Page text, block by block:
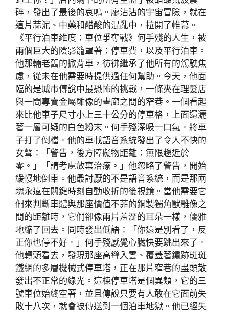
碎，發出了最後的哀鳴。廖沾沾的宇宙冒險，就在
這片蒜泥、中藥和醋酸的混亂中，拉開了帷幕。
《平行泊車維度：車位爭奪戰》何手殘的人生，被
兩個巨大的陰影籠罩著：停車費，以及平行泊車。
他那輛老舊的掀背車，彷彿繼承了他所有的駕駛焦
慮，從未在他需要時提供過任何幫助。今天，他面
臨的是城市傳說中最恐怖的挑戰，一條夾在理髮店
與一間專賣金屬雕像的畫廊之間的窄巷。一個看起
來比他車子尺寸小上三十公分的停車格，上面還灑
著一層可疑的白色粉末。何手殘深吸一口氣。將車
子打了倒檔。他的車載語音系統發出了令人不快的
女聲：「警告，後方障礙物距離：無限趨近於
零。」「請考慮放棄治療。」他忽略了警告，開始
緩慢地倒車。他最討厭的不是語音系統，而是那兩
塊永遠在關鍵時刻自動收折的後視鏡。當他需要它
們來判斷車體與那座價值不菲的銅製獨角獸雕像之
間的距離時，它們卻像兩片羞澀的耳朵一樣，優雅
地縮了回去。同時發出低語：「你還是別看了，反
正你也停不好。」何手殘感覺心臟快要跳出來了。
他轉頭看去，發現那座高聳入雲、覆蓋著鏽跡斑斑
鐵網的多層機械式停車塔，正在那片窄巷的盡頭散
發出不正常的綠光。這棟停車塔是個異類，它的三
號車位始終空著，並且傳說只要有人敢在它面前失
敗十八次，就會被傳送到一個泊車地獄。他已經失